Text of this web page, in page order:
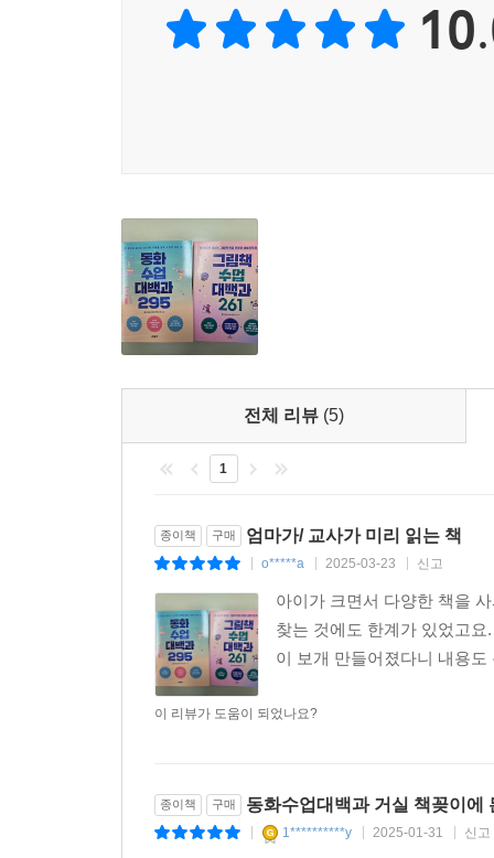
수업 대백과 295』에 담긴 295가지 동화 수업은
현장감이 살아 있는 실용적인 가이드다.
더’에서 주제별로 4권씩을 추가해 총 216권을
탄탄해지고, 사회를 보는 눈은 단단해진 아이들을
“좋아하는 것, 잘하는 것, 되고 싶은 것이 없는
좋습니까. 마침 반가운 주인공이 등장하는 책이
이것저것 구경하기입니다. 공부는 못하고요, 죽
희망에 관한 글쓰기를 하려고 고민에 고민을 거
남들에게 이야기할 수가 없습니다. 공부를 못
책에서 수아가 장래희망을 찾아가는 과정은 굉장
것이 없는 아이들, 자신의 꿈을 당당히 이야기
독서습관 다지기와 문해력 향상을 위한 첫걸음
어린이와 세상을 연결하는 동화 세계로의 초대장
저자들의 전작인 『그림책 수업 대백과 261』
『동화 수업 대백과 295』에서는 한 걸음 더 나
아이가 앞으로 책과 어떤 관계를 맺을지를 가르
동화 수업을 통해 아이들이 완독의 즐거움을
진행하면서 아이들은 자연스럽게 완독을 하고
전체 리뷰 (5)
1
종이책 구매 엄마가/ 교사가 미리 읽는 책
o*****a 2025-03-23 신고
아이가 크면서 다양한 책을
찾는 것에도 한계가 있었고
이 보개 만들어졌다니 내용
이 리뷰가 도움이 되었나요?
종이책 구매 동화수업대백과 거실 책꽂이에
1**********y 2025-01-31 신고